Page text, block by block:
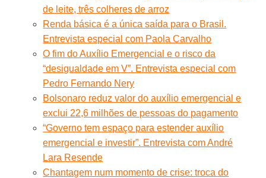
de leite, três colheres de arroz
Renda básica é a única saída para o Brasil.
Entrevista especial com Paola Carvalho
O fim do Auxílio Emergencial e o risco da
“desigualdade em V”. Entrevista especial com
Pedro Fernando Nery
Bolsonaro reduz valor do auxílio emergencial e
exclui 22,6 milhões de pessoas do pagamento
“Governo tem espaço para estender auxílio
emergencial e investir”. Entrevista com André
Lara Resende
Chantagem num momento de crise: troca do